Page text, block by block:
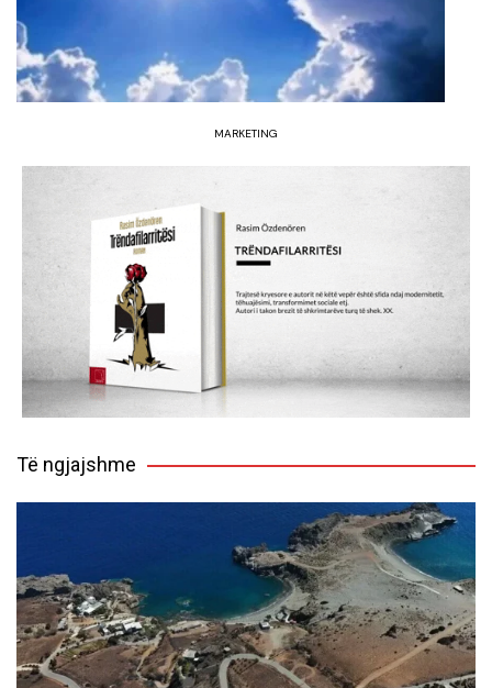
MARKETING
Të ngjajshme